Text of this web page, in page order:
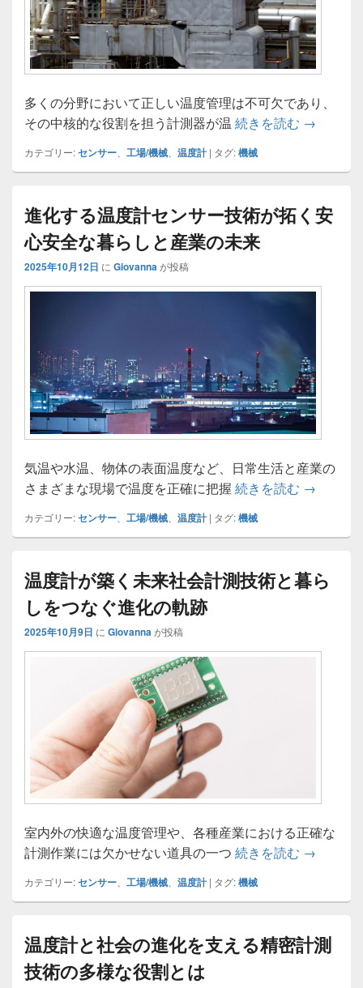
多くの分野において正しい温度管理は不可欠であり、
その中核的な役割を担う計測器が温 続きを読む 温度計が
→
カテゴリー:センサー 工場/機械 温度計 | タグ:機械
進化する温度計センサー技術が拓く安
心安全な暮らしと産業の未来
2025年10月12日 に Giovannaが投稿
気温や水温、物体の表面温度など、日常生活と産業の
さまざまな現場で温度を正確に把握 続きを読む 進化する
→
カテゴリー:センサー 工場/機械 温度計 | タグ:機械
温度計が築く未来社会計測技術と暮ら
しをつなぐ進化の軌跡
2025年10月9日 に Giovannaが投稿
室内外の快適な温度管理や、各種産業における正確な
計測作業には欠かせない道具の一つ 続きを読む 温度計が
→
カテゴリー:センサー 工場/機械 温度計 | タグ:機械
温度計と社会の進化を支える精密計測
技術の多様な役割とは